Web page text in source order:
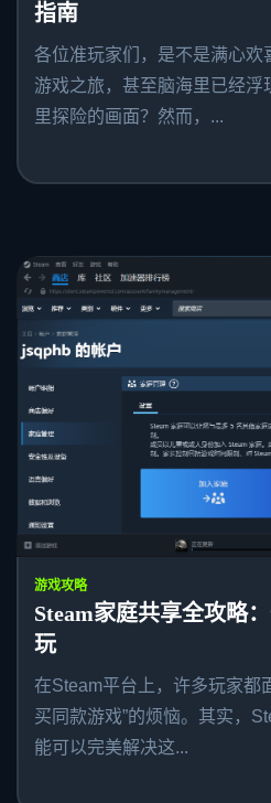
指南
各位准玩家们，是不是满心欢
游戏之旅，甚至脑海里已经浮
里探险的画面？然而，...
游戏攻略
Steam家庭共享全攻略
玩
在Steam平台上，许多玩家都
买同款游戏”的烦恼。其实，
能可以完美解决这...